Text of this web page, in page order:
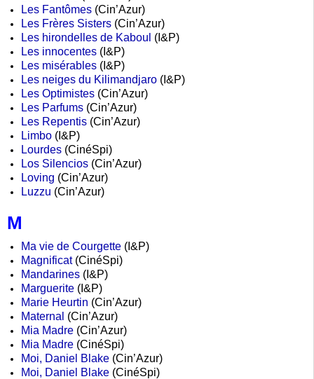
Les Fantômes (Cin’Azur)
Les Frères Sisters (Cin’Azur)
Les hirondelles de Kaboul (I&P)
Les innocentes (I&P)
Les misérables (I&P)
Les neiges du Kilimandjaro (I&P)
Les Optimistes (Cin’Azur)
Les Parfums (Cin’Azur)
Les Repentis (Cin’Azur)
Limbo (I&P)
Lourdes (CinéSpi)
Los Silencios (Cin’Azur)
Loving (Cin’Azur)
Luzzu (Cin’Azur)
M
Ma vie de Courgette (I&P)
Magnificat(CinéSpi)
Mandarines (I&P)
Marguerite (I&P)
Marie Heurtin (Cin’Azur)
Maternal (Cin’Azur)
Mia Madre (Cin’Azur)
Mia Madre (CinéSpi)
Moi, Daniel Blake (Cin’Azur)
Moi, Daniel Blake (CinéSpi)